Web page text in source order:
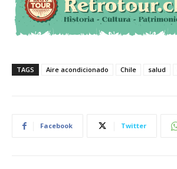
TAGS Aire acondicionado Chile salud
Facebook Twitter